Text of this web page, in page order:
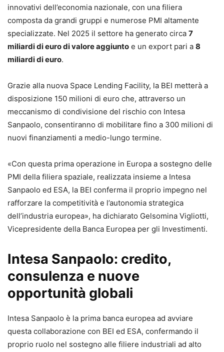
innovativi dell’economia nazionale, con una filiera
composta da grandi gruppi e numerose PMI altamente
specializzate. Nel 2025 il settore ha generato circa 7
miliardi di euro di valore aggiunto e un export pari a 8
miliardi di euro.
Grazie alla nuova Space Lending Facility, la BEI metterà a
disposizione 150 milioni di euro che, attraverso un
meccanismo di condivisione del rischio con Intesa
Sanpaolo, consentiranno di mobilitare fino a 300 milioni di
nuovi finanziamenti a medio-lungo termine.
«Con questa prima operazione in Europa a sostegno delle
PMI della filiera spaziale, realizzata insieme a Intesa
Sanpaolo ed ESA, la BEI conferma il proprio impegno nel
rafforzare la competitività e l’autonomia strategica
dell’industria europea», ha dichiarato Gelsomina Vigliotti,
Vicepresidente della Banca Europea per gli Investimenti.
Intesa Sanpaolo: credito,
consulenza e nuove
opportunità globali
Intesa Sanpaolo è la prima banca europea ad avviare
questa collaborazione con BEI ed ESA, confermando il
proprio ruolo nel sostegno alle filiere industriali ad alto